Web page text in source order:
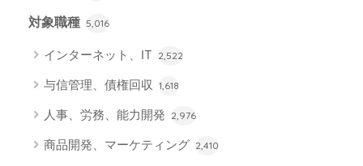
対象職種 5,016
インターネット、IT 2,522
与信管理、債権回収 1,618
人事、労務、能力開発 2,976
商品開発、マーケティング 2,410